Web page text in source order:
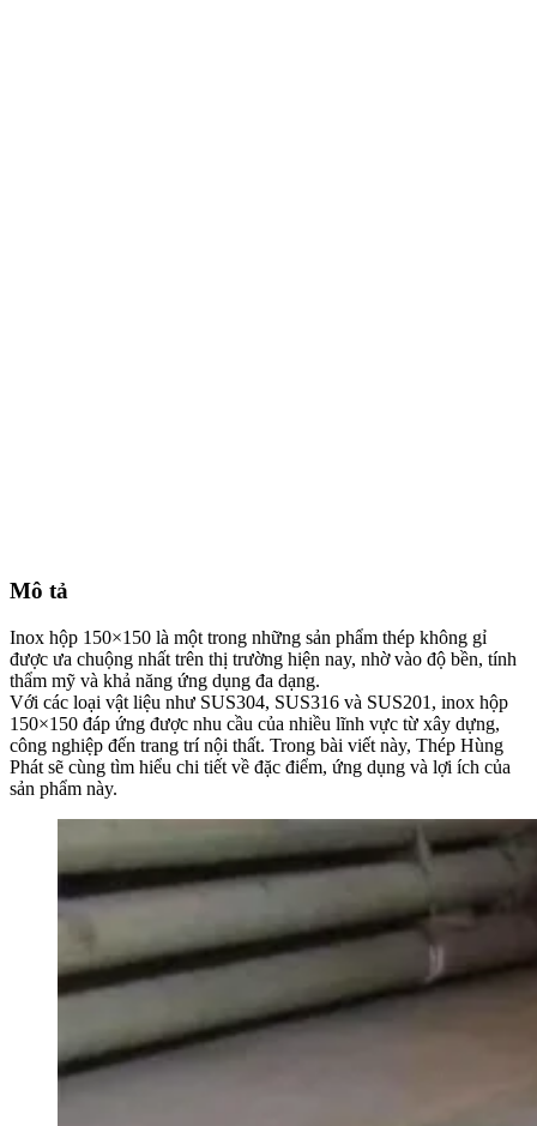
Mô tả
Inox hộp 150×150 là một trong những sản phẩm thép không gỉ
được ưa chuộng nhất trên thị trường hiện nay, nhờ vào độ bền, tính
thẩm mỹ và khả năng ứng dụng đa dạng.
Với các loại vật liệu như SUS304, SUS316 và SUS201, inox hộp
150×150 đáp ứng được nhu cầu của nhiều lĩnh vực từ xây dựng,
công nghiệp đến trang trí nội thất. Trong bài viết này, Thép Hùng
Phát sẽ cùng tìm hiểu chi tiết về đặc điểm, ứng dụng và lợi ích của
sản phẩm này.